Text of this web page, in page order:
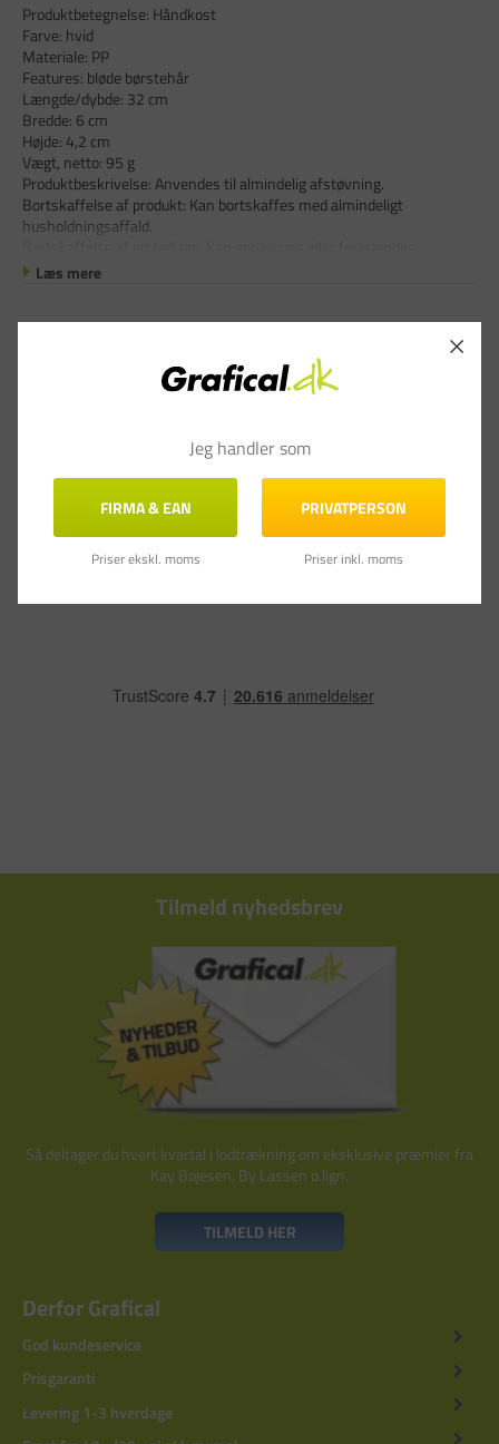
Produktbetegnelse: Håndkost
Farve: hvid
Materiale: PP
Features: bløde børstehår
Længde/dybde: 32 cm
Bredde: 6 cm
Højde: 4,2 cm
Vægt, netto: 95 g
Produktbeskrivelse: Anvendes til almindelig afstøvning.
Bortskaffelse af produkt: Kan bortskaffes med almindeligt
husholdningsaffald.
Læs mere
Stil et spørgsmål
Tilmeld nyhedsbrev
Så deltager du hvert kvartal i lodtrækning om eksklusive præmier fra
Kay Bojesen, By Lassen o.lign.
TILMELD HER
Derfor Grafical
God kundeservice
Prisgaranti
Levering 1-3 hverdage
Jeg handler som
FIRMA & EAN
Priser ekskl. moms
PRIVATPERSON
Priser inkl. moms